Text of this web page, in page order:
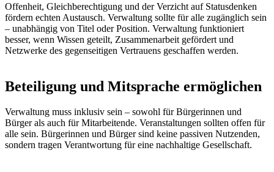
Offenheit, Gleichberechtigung und der Verzicht auf Statusdenken
fördern echten Austausch. Verwaltung sollte für alle zugänglich sein
– unabhängig von Titel oder Position. Verwaltung funktioniert
besser, wenn Wissen geteilt, Zusammenarbeit gefördert und
Netzwerke des gegenseitigen Vertrauens geschaffen werden.
Beteiligung und Mitsprache ermöglichen
Verwaltung muss inklusiv sein – sowohl für Bürgerinnen und
Bürger als auch für Mitarbeitende. Veranstaltungen sollten offen für
alle sein. Bürgerinnen und Bürger sind keine passiven Nutzenden,
sondern tragen Verantwortung für eine nachhaltige Gesellschaft.